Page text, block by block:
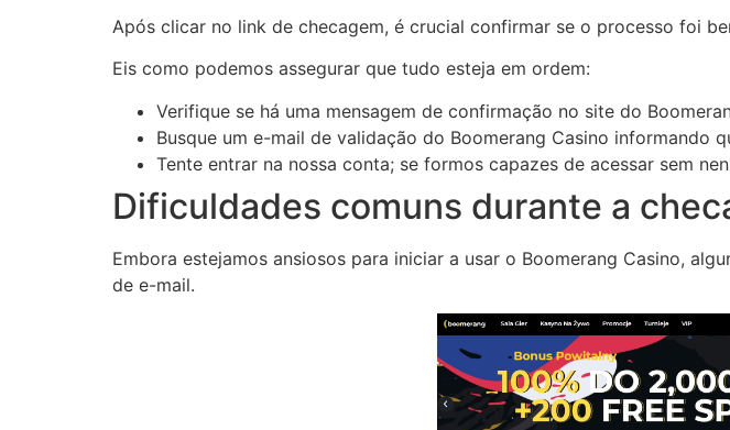
Após clicar no link de checagem, é crucial confirmar se o processo foi
Eis como podemos assegurar que tudo esteja em ordem:
Verifique se há uma mensagem de confirmação no site do
Busque um e-mail de validação do Boomerang Casino informando
Tente entrar na nossa conta; se formos capazes de acessar sem
Dificuldades comuns durante a
Embora estejamos ansiosos para iniciar a usar o Boomerang Casino,
de e-mail.